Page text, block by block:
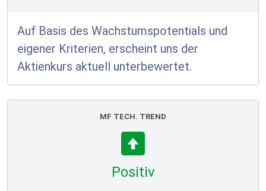
Auf Basis des Wachstumspotentials und
eigener Kriterien, erscheint uns der
Aktienkurs aktuell unterbewertet.
MF TECH. TREND
Positiv